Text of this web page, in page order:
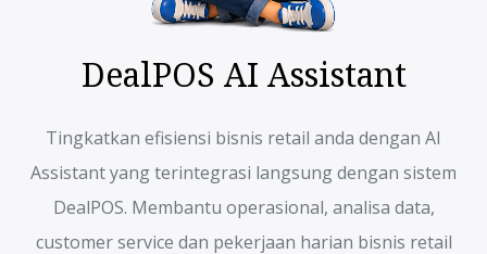
DealPOS AI Assistant
Tingkatkan efisiensi bisnis retail anda dengan AI
Assistant yang terintegrasi langsung dengan sistem
DealPOS. Membantu operasional, analisa data,
customer service dan pekerjaan harian bisnis retail